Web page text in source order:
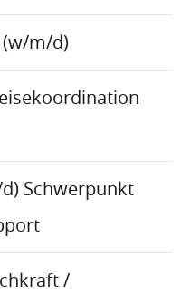
m/d)
Schwerpunkt
/